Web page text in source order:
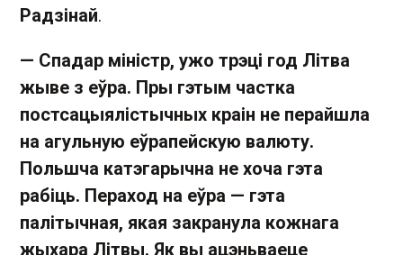
Радзінай.
— Спадар міністр, ужо трэці год Літва
жыве з еўра. Пры гэтым частка
постсацыялістычных краін не перайшла
на агульную еўрапейскую валюту.
Польшча катэгарычна не хоча гэта
рабіць. Пераход на еўра — гэта
палітычная, якая закранула кожнага
жыхара Літвы. Як вы ацэньваеце